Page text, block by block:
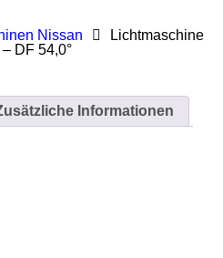
Nissan
Lichtmaschine
DF 54,0°
Informationen